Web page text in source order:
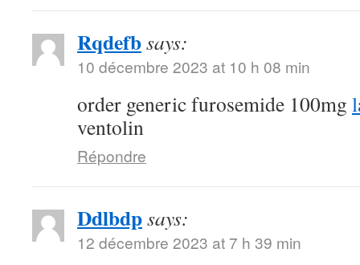
Rqdefbsays:
10 décembre 2023 at 10 h 08 min
order generic furosemide 100mg
ventolin
Répondre
Ddlbdpsays:
12 décembre 2023 at 7 h 39 min